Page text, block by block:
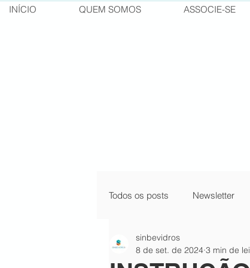
INÍCIO QUEM SOMOS ASSOCIE-SE
Todos os posts Newsletter
pílulas do conhecimento
sinbevidros
8 de set. de 2024 3 min de